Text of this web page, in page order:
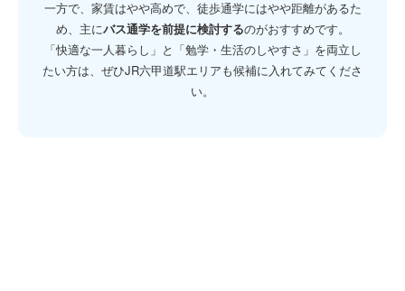
一方で、家賃はやや高めで、徒歩通学にはやや距離があるた
め、主にバス通学を前提に検討するのがおすすめです。
「快適な一人暮らし」と「勉学・生活のしやすさ」を両立し
たい方は、ぜひJR六甲道駅エリアも候補に入れてみてくださ
い。